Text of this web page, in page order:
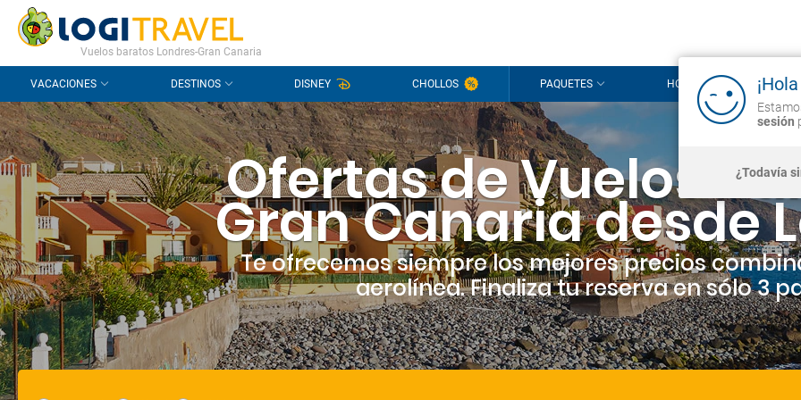
CONTACTO PREGUNTAS FRECUENTES
Vuelos baratos Londres-Gran Canaria
sesión
¿Todavía
VACACIONES DESTINOS DISNEY CHOLLOS PAQUETES HOTELES
Ofertas de Vuelos
Gran Canaria desde
Te ofrecemos siempre los mejores precios
aerolínea. Finaliza tu reserva en sólo 3